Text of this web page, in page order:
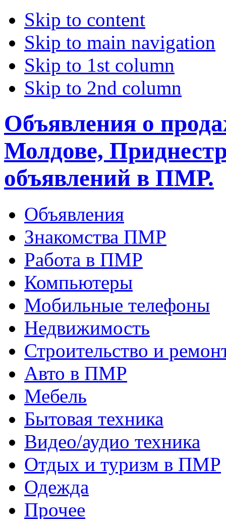
Skip to content
Skip to main navigation
Skip to 1st column
Skip to 2nd column
Объявления о
Молдове,
объявлений в ПМР.
Объявления
Знакомства ПМР
Работа в ПМР
Компьютеры
Мобильные телефоны
Недвижимость
Строительство и
Авто в ПМР
Мебель
Бытовая техника
Видео/аудио техника
Отдых и туризм в ПМР
Одежда
Прочее